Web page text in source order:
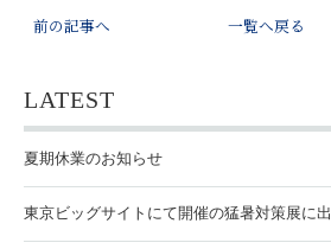
前の記事へ 一覧へ戻る
LATEST
夏期休業のお知らせ
東京ビッグサイトにて開催の猛暑対策展に